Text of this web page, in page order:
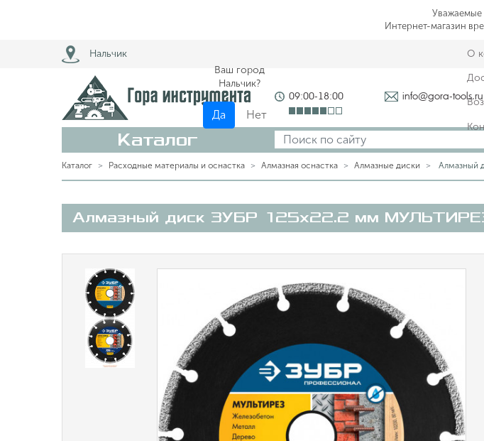
Уважаемые
Интернет-магазин
Нальчик
Ваш город
Нальчик?
Да Нет
О
09:00-18:00 info@gora-tools.ru
Каталог
Каталог Расходные материалы и оснастка Алмазная оснастка Алмазные диски Алмазный
Алмазный диск ЗУБР 125х22.2 мм